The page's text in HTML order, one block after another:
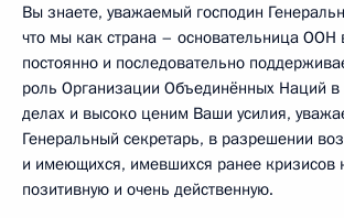
Вы знаете, уважаемый господин
что мы как страна – основательница ООН
постоянно и последовательно
роль Организации Объединённых Наций
делах и высоко ценим Ваши усилия,
Генеральный секретарь, в разрешении
и имеющихся, имевшихся ранее кризисов
позитивную и очень действенную.